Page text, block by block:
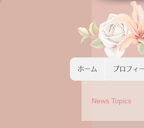
ホーム プロフィ
News Topics